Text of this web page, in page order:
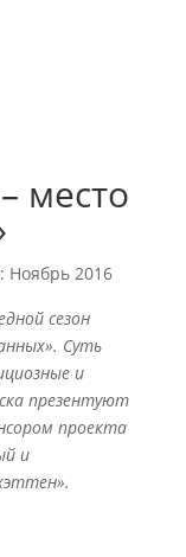
место
Ноябрь 2016
сезон
Суть
и
презентуют
проекта
и